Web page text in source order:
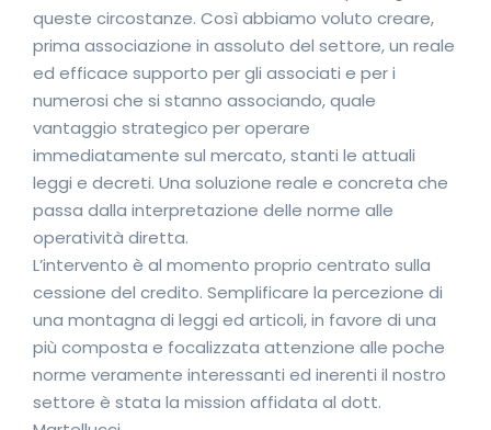
queste circostanze. Così abbiamo voluto creare,
prima associazione in assoluto del settore, un reale
ed efficace supporto per gli associati e per i
numerosi che si stanno associando, quale
vantaggio strategico per operare
immediatamente sul mercato, stanti le attuali
leggi e decreti. Una soluzione reale e concreta che
passa dalla interpretazione delle norme alle
operatività diretta.
L’intervento è al momento proprio centrato sulla
cessione del credito. Semplificare la percezione di
una montagna di leggi ed articoli, in favore di una
più composta e focalizzata attenzione alle poche
norme veramente interessanti ed inerenti il nostro
settore è stata la mission affidata al dott.